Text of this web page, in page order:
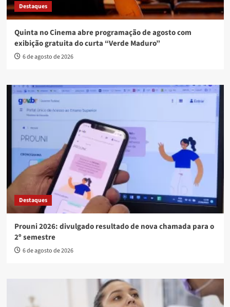
Destaques
Quinta no Cinema abre programação de agosto com
exibição gratuita do curta “Verde Maduro”
6 de agosto de 2026
Destaques
Prouni 2026: divulgado resultado de nova chamada para o
2º semestre
6 de agosto de 2026